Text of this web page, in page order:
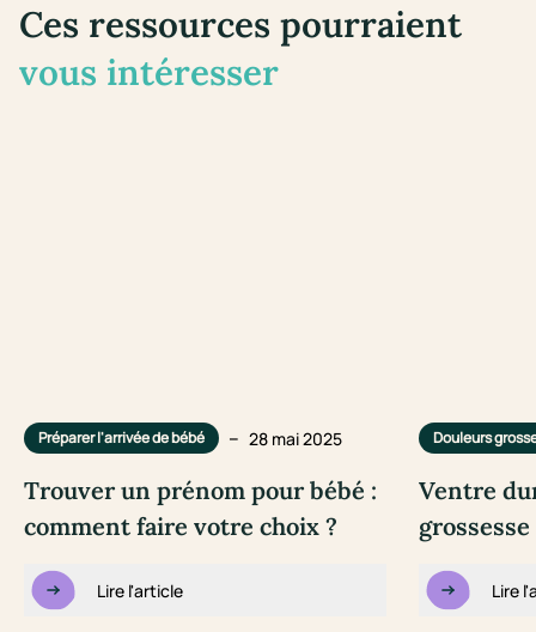
Ces ressources pourraient
vous intéresser
Préparer l'arrivée de bébé – 28 mai 2025
Trouver un prénom pour bébé :
comment faire votre choix ?
Lire l'article
Douleurs
Ventre
Lire